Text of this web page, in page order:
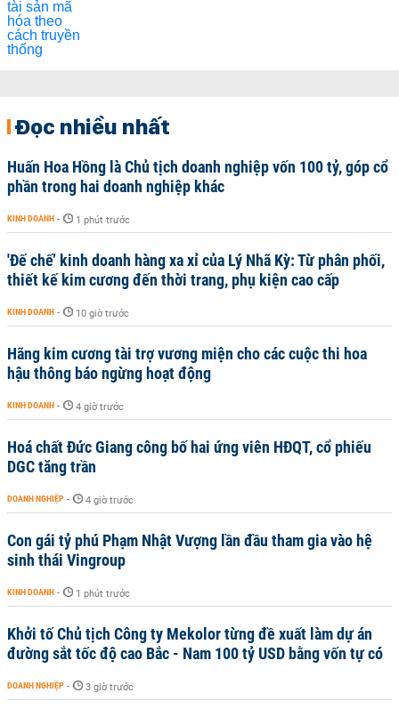
Đọc nhiều nhất
Huấn Hoa Hồng là Chủ tịch doanh nghiệp vốn 100 tỷ, góp cổ
phần trong hai doanh nghiệp khác
KINH DOANH - 1 phút trước
'Đế chế’ kinh doanh hàng xa xỉ của Lý Nhã Kỳ: Từ phân phối,
thiết kế kim cương đến thời trang, phụ kiện cao cấp
KINH DOANH - 10 giờ trước
Hãng kim cương tài trợ vương miện cho các cuộc thi hoa
hậu thông báo ngừng hoạt động
KINH DOANH - 4 giờ trước
Hoá chất Đức Giang công bố hai ứng viên HĐQT, cổ phiếu
DGC tăng trần
DOANH NGHIỆP - 4 giờ trước
Con gái tỷ phú Phạm Nhật Vượng lần đầu tham gia vào hệ
sinh thái Vingroup
KINH DOANH - 1 phút trước
Khởi tố Chủ tịch Công ty Mekolor từng đề xuất làm dự án
đường sắt tốc độ cao Bắc - Nam 100 tỷ USD bằng vốn tự có
DOANH NGHIỆP - 3 giờ trước